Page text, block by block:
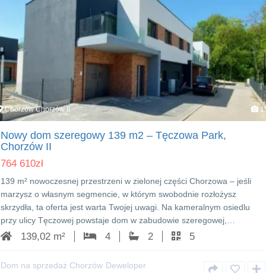
Chorzów Chorzów II
Nowy dom szeregowy 139 m2 – Tęczowa Park,
Chorzów II
764 610zł
139 m² nowoczesnej przestrzeni w zielonej części Chorzowa – jeśli
marzysz o własnym segmencie, w którym swobodnie rozłożysz
skrzydła, ta oferta jest warta Twojej uwagi. Na kameralnym osiedlu
przy ulicy Tęczowej powstaje dom w zabudowie szeregowej,…
139,02 m² 4 2 5
Dom na sprzedaż Chorzów Deweloper